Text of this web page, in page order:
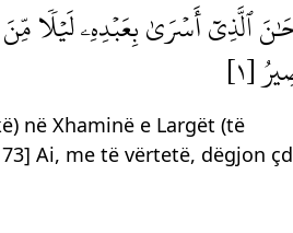
ٱلَّذِيٓ أَسۡرَىٰ بِعَبۡدِهِۦ لَيۡلٗا مِّنَ
[١]
në Xhaminë e Largët (të
Ai, me të vërtetë, dëgjon